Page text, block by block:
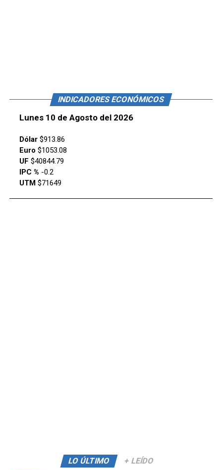
INDICADORES ECONÓMICOS
Lunes 10 de Agosto del 2026
Dólar$913.86
Euro $1053.08
UF $40844.79
IPC % -0.2
UTM$71649
LO ÚLTIMO + LEÍDO